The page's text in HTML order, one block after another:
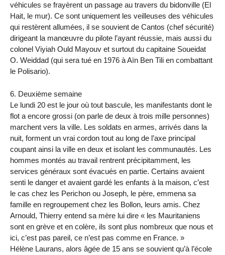
véhicules se frayèrent un passage au travers du bidonville (El
Hait, le mur). Ce sont uniquement les veilleuses des véhicules
qui restèrent allumées, il se souvient de Cantos (chef sécurité)
dirigeant la manœuvre du pilote l’ayant réussie, mais aussi du
colonel Viyiah Ould Mayouv et surtout du capitaine Soueidat
O. Weiddad (qui sera tué en 1976 à Aïn Ben Tili en combattant
le Polisario).
6. Deuxième semaine
Le lundi 20 est le jour où tout bascule, les manifestants dont le
flot a encore grossi (on parle de deux à trois mille personnes)
marchent vers la ville. Les soldats en armes, arrivés dans la
nuit, forment un vrai cordon tout au long de l’axe principal
coupant ainsi la ville en deux et isolant les communautés. Les
hommes montés au travail rentrent précipitamment, les
services généraux sont évacués en partie. Certains avaient
senti le danger et avaient gardé les enfants à la maison, c’est
le cas chez les Perichon ou Joseph, le père, emmena sa
famille en regroupement chez les Bollon, leurs amis. Chez
Arnould, Thierry entend sa mère lui dire « les Mauritaniens
sont en grève et en colère, ils sont plus nombreux que nous et
ici, c’est pas pareil, ce n’est pas comme en France. »
Hélène Laurans, alors âgée de 15 ans se souvient qu’à l’école